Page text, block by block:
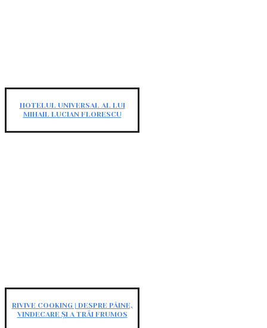
HOTELUL UNIVERSAL AL LUI
MIHAIL LUCIAN FLORESCU
RIVIVE COOKING | DESPRE PÂINE,
VINDECARE ȘI A TRĂI FRUMOS